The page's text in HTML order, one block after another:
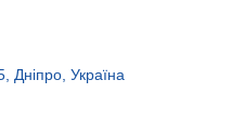
Дніпро, Україна